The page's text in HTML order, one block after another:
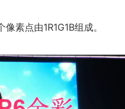
点由1R1G1B组成。